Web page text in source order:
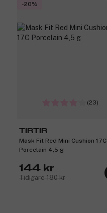
-20%
(23)
TIRTIR
Mask Fit Red Mini Cushion 17C
Porcelain 4,5 g
144 kr
Tidigare 180 kr